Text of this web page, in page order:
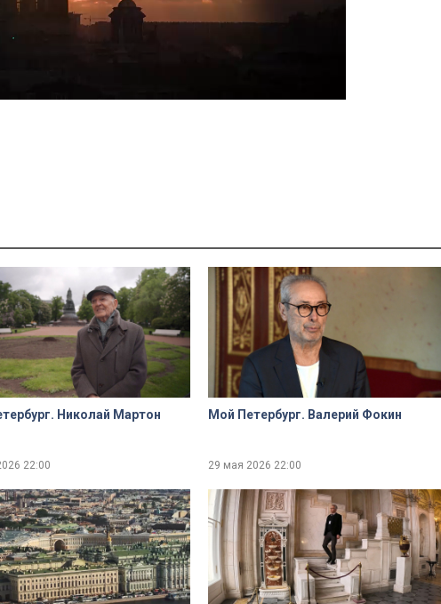
Николай Мартон
22:00
Мой Петербург. Валерий Фокин
29 мая 2026 22:00